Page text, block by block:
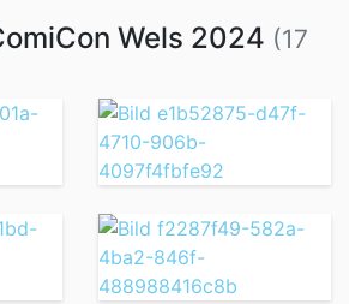
Wels 2024 (17